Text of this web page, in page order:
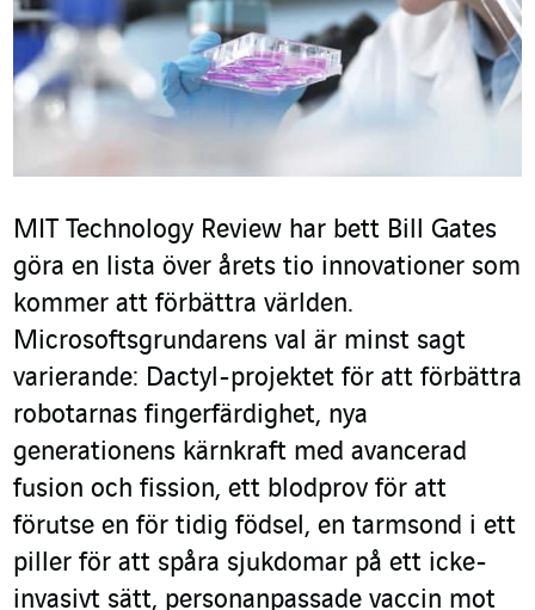
MIT Technology Review har bett Bill Gates
göra en lista över årets tio innovationer som
kommer att förbättra världen.
Microsoftsgrundarens val är minst sagt
varierande: Dactyl-projektet för att förbättra
robotarnas fingerfärdighet, nya
generationens kärnkraft med avancerad
fusion och fission, ett blodprov för att
förutse en för tidig födsel, en tarmsond i ett
piller för att spåra sjukdomar på ett icke-
invasivt sätt, personanpassade vaccin mot